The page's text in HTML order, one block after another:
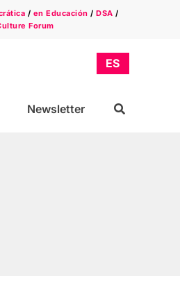
/ en Educación /DSA /
Forum
Newsletter